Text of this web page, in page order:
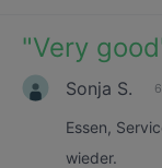
"Very good
Sonja S.
Essen,
wieder.